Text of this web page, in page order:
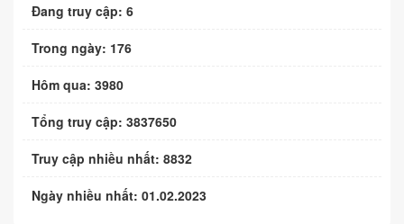
Đang truy cập: 6
Trong ngày: 176
Hôm qua: 3980
Tổng truy cập: 3837650
Truy cập nhiều nhất: 8832
Ngày nhiều nhất: 01.02.2023